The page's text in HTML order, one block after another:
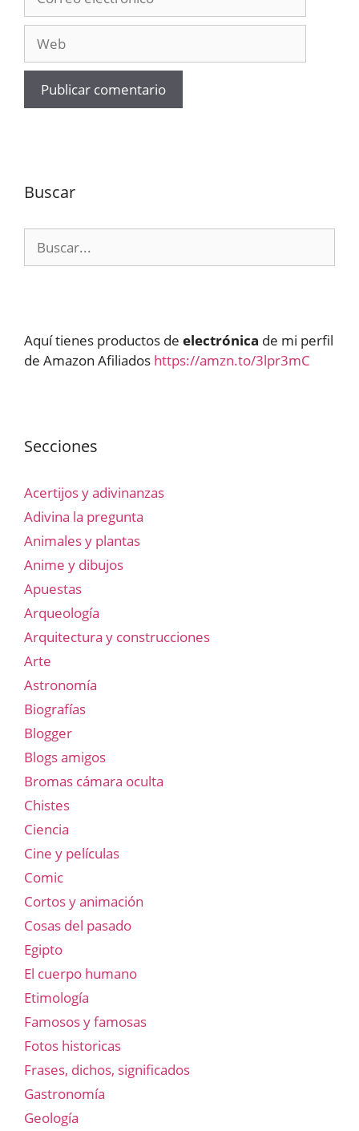
electrónico
Buscar
Aquí tienes productos de electrónica de mi perfil
de Amazon Afiliados https://amzn.to/3lpr3mC
Secciones
Acertijos y adivinanzas
Adivina la pregunta
Animales y plantas
Anime y dibujos
Apuestas
Arqueología
Arquitectura y construcciones
Arte
Astronomía
Biografías
Blogger
Blogs amigos
Bromas cámara oculta
Chistes
Ciencia
Cine y películas
Comic
Cortos y animación
Cosas del pasado
Egipto
El cuerpo humano
Etimología
Famosos y famosas
Fotos historicas
Frases, dichos, significados
Gastronomía
Geología